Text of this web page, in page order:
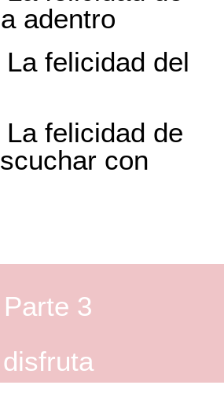
adentro
felicidad del
felicidad de
con
Parte 3
disfruta